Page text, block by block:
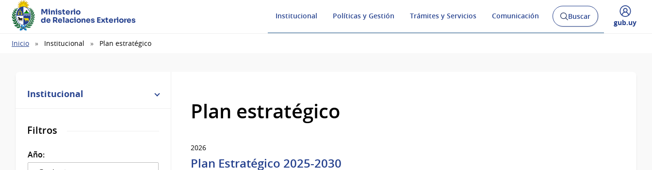
Ministerio
de Relaciones Exteriores
Institucional Políticas y Gestión Trámites y Servicios Comunicación
Abrir
buscador
Buscar
Desplegar
gub.uy
Ruta
Inicio Institucional Plan estratégico
Institucional
Filtros
Año:
Plan estratégico
2026
Plan Estratégico 2025-2030